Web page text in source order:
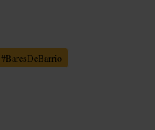
#BaresDeBarrio